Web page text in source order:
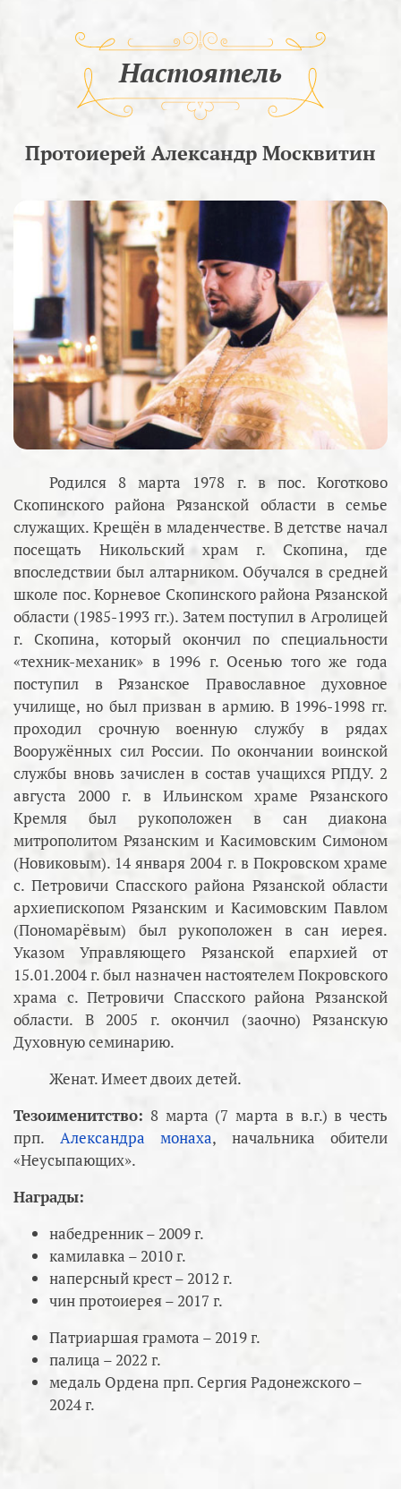
Настоятель
Протоиерей Александр Москвитин
Родился 8 марта 1978 г. в пос. Коготково
Скопинского района Рязанской области в семье
служащих. Крещён в младенчестве. В детстве начал
посещать Никольский храм г. Скопина, где
впоследствии был алтарником. Обучался в средней
школе пос. Корневое Скопинского района Рязанской
области (1985-1993 гг.). Затем поступил в Агролицей
г. Скопина, который окончил по специальности
«техник-механик» в 1996 г. Осенью того же года
поступил в Рязанское Православное духовное
училище, но был призван в армию. В 1996-1998 гг.
проходил срочную военную службу в рядах
Вооружённых сил России. По окончании воинской
службы вновь зачислен в состав учащихся РПДУ. 2
августа 2000 г. в Ильинском храме Рязанского
Кремля был рукоположен в сан диакона
митрополитом Рязанским и Касимовским Симоном
(Новиковым). 14 января 2004 г. в Покровском храме
с. Петровичи Спасского района Рязанской области
архиепископом Рязанским и Касимовским Павлом
(Пономарёвым) был рукоположен в сан иерея.
Указом Управляющего Рязанской епархией от
15.01.2004 г. был назначен настоятелем Покровского
храма с. Петровичи Спасского района Рязанской
области. В 2005 г. окончил (заочно) Рязанскую
Духовную семинарию.
Женат. Имеет двоих детей.
Тезоименитство: 8 марта (7 марта в в.г.) в честь
прп. Александра монаха, начальника обители
«Неусыпающих».
Награды:
набедренник – 2009 г.
камилавка – 2010 г.
наперсный крест – 2012 г.
чин протоиерея – 2017 г.
Патриаршая грамота – 2019 г.
палица – 2022 г.
медаль Ордена прп. Сергия Радонежского –
2024 г.